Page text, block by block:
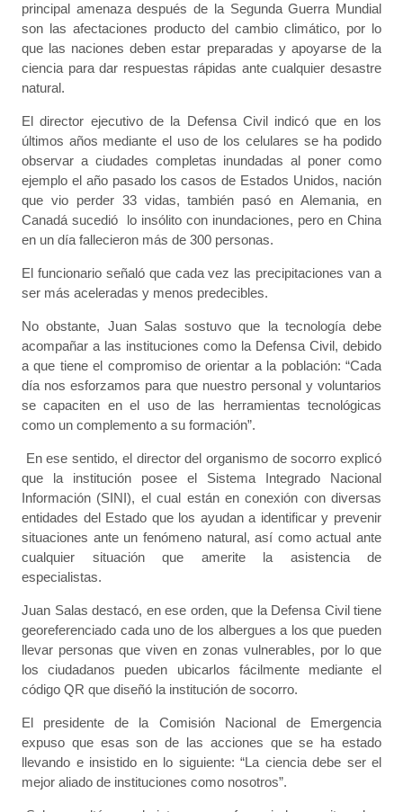
principal amenaza después de la Segunda Guerra Mundial
son las afectaciones producto del cambio climático, por lo
que las naciones deben estar preparadas y apoyarse de la
ciencia para dar respuestas rápidas ante cualquier desastre
natural.
El director ejecutivo de la Defensa Civil indicó que en los
últimos años mediante el uso de los celulares se ha podido
observar a ciudades completas inundadas al poner como
ejemplo el año pasado los casos de Estados Unidos, nación
que vio perder 33 vidas, también pasó en Alemania, en
Canadá sucedió lo insólito con inundaciones, pero en China
en un día fallecieron más de 300 personas.
El funcionario señaló que cada vez las precipitaciones van a
ser más aceleradas y menos predecibles.
No obstante, Juan Salas sostuvo que la tecnología debe
acompañar a las instituciones como la Defensa Civil, debido
a que tiene el compromiso de orientar a la población: “Cada
día nos esforzamos para que nuestro personal y voluntarios
se capaciten en el uso de las herramientas tecnológicas
como un complemento a su formación”.
En ese sentido, el director del organismo de socorro explicó
que la institución posee el Sistema Integrado Nacional
Información (SINI), el cual están en conexión con diversas
entidades del Estado que los ayudan a identificar y prevenir
situaciones ante un fenómeno natural, así como actual ante
cualquier situación que amerite la asistencia de
especialistas.
Juan Salas destacó, en ese orden, que la Defensa Civil tiene
georeferenciado cada uno de los albergues a los que pueden
llevar personas que viven en zonas vulnerables, por lo que
los ciudadanos pueden ubicarlos fácilmente mediante el
código QR que diseñó la institución de socorro.
El presidente de la Comisión Nacional de Emergencia
expuso que esas son de las acciones que se ha estado
llevando e insistido en lo siguiente: “La ciencia debe ser el
mejor aliado de instituciones como nosotros”.